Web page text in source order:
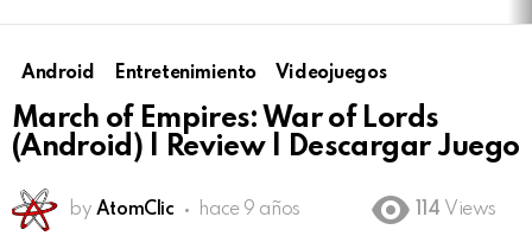
Android Entretenimiento Videojuegos
March of Empires: War of Lords
(Android) | Review | Descargar Juego
by AtomClic hace 9 años 114 Views